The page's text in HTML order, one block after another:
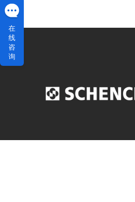
在
线
咨
询